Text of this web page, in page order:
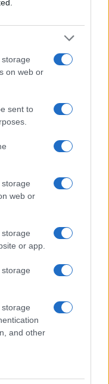
on web or
sent to
web or
or app.
and other
affliggono la Sicilia
e cultura si